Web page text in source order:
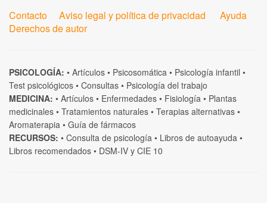
Contacto Aviso legal y política de privacidad
Ayuda
Derechos de autor
PSICOLOGÍA: • Artículos • Psicosomática • Psicología infantil •
Test psicológicos • Consultas • Psicología del trabajo
MEDICINA: • Artículos • Enfermedades • Fisiología • Plantas
medicinales • Tratamientos naturales • Terapias alternativas •
Aromaterapia • Guía de fármacos
RECURSOS: • Consulta de psicología • Libros de autoayuda •
Libros recomendados • DSM-IV y CIE 10